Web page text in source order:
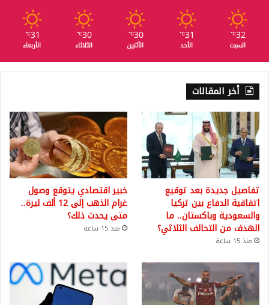
32
℃
السبت
31
℃
الأحد
30
℃
الأثنين
30
℃
الثلاثاء
31
℃
الأربعاء
أخر المقالات
تفاصيل جديدة بعد توقيع
اتفاقية الدفاع بين تركيا
والسعودية وباكستان.. ما
الهدف من التحالف الثلاثي؟
منذ 15 ساعة
خبير اقتصادي يتوقع وصول
غرام الذهب إلى 12 ألف ليرة..
متى يحدث ذلك؟
منذ 15 ساعة